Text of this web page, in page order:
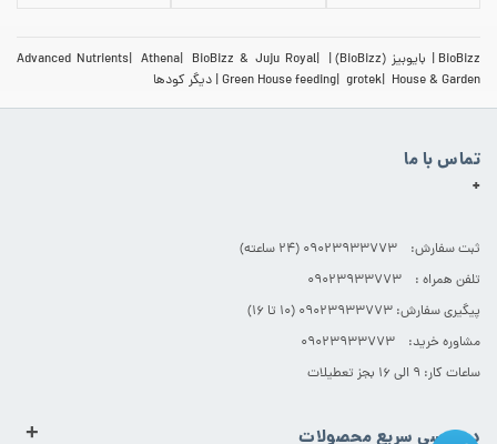
BioBizz بایوبیز (BioBizz) Advanced Nutrients Athena
BioBizz & Juju Royal
Green House feeding grotek House & Garden دیگر کودها
تماس با ما
+
ثبت سفارش: 09023933773 (۲۴ ساعته)
تلفن همراه : 09023933773
پیگیری سفارش: 09023933773 (۱۰ تا ۱۶)
مشاوره خرید: 09023933773
ساعات کار: ۹ الی ۱۶ بجز تعطیلات
دسترسی سریع محصولات +